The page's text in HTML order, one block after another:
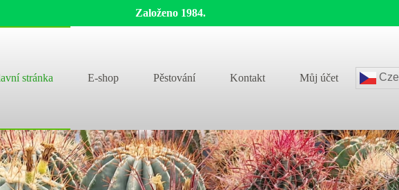
Založeno 1984.
stránka E-shop Pěstování Kontakt Můj účet